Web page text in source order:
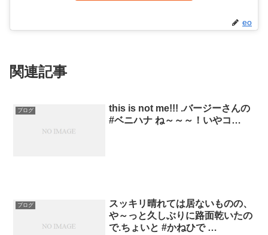
eo
関連記事
ブログ
this is not me!!! .バージーさんの
#ベニハナ ね～～～！いやコ…
ブログ
スッキリ晴れては居ないものの、
や～っと久しぶりに路面乾いたの
で.ちょいと #かねひで …